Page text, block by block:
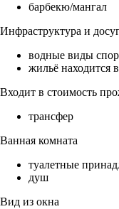
барбекю/мангал
Инфраструктура и
водные виды
жильё находится
Входит в стоимость
трансфер
Ванная комната
туалетные
душ
Вид из окна